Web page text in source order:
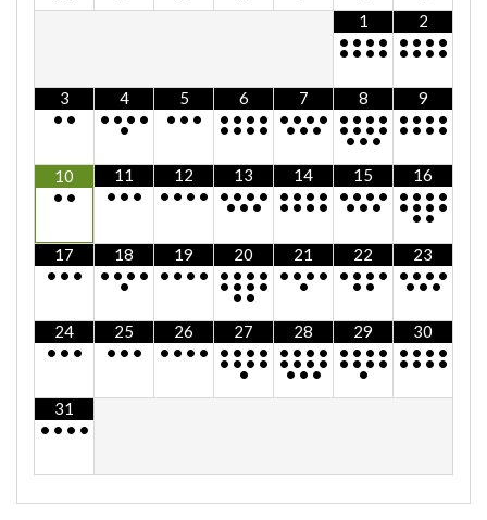
1
• • • •
• • • •
2
• • • •
• • • •
3
• •
4
• • • •
•
5
• • •
6
• • • •
• • • •
7
• • • •
•••
8
• • • •
• • • •
•••
9
• • • •
• • • •
10
• •
11
• • •
12
• • • •
13
• • • •
•••
14
• • • •
• • • •
15
• • • •
•••
16
• • • •
• • • •
• •
17
• • •
18
• • • •
•
19
• • • •
20
• • • •
• • • •
• •
21
• • • •
•
22
• • • •
• •
23
• • • •
•••
24
• • •
25
• • •
26
• • • •
27
• • • •
• • • •
•
28
• • • •
• • • •
•••
29
• • • •
• • • •
•
30
• • • •
• • • •
31
• • • •